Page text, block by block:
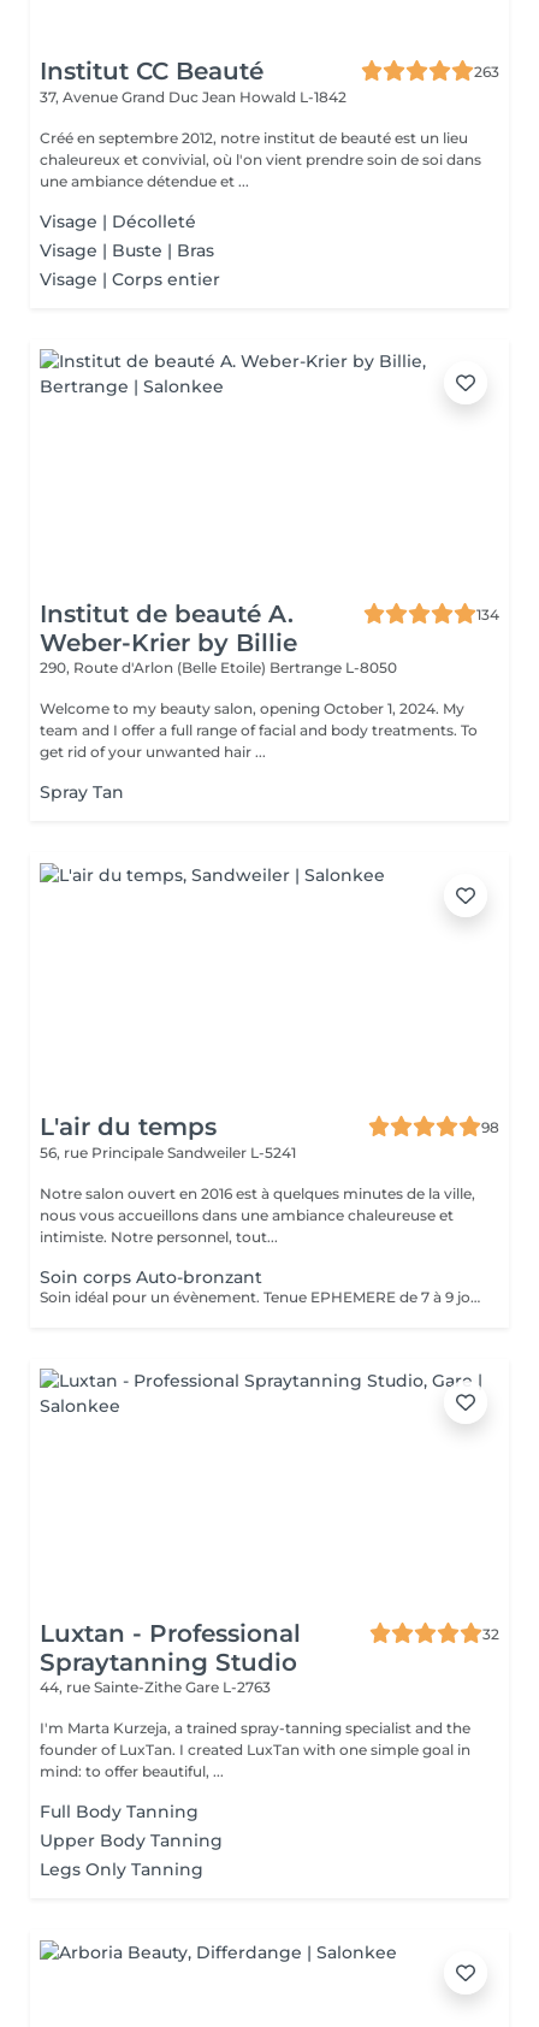
Institut CC Beauté
263
37, Avenue Grand Duc Jean Howald L-1842
Créé en septembre 2012, notre institut de beauté est un lieu
chaleureux et convivial, où l'on vient prendre soin de soi dans
une ambiance détendue et ...
Visage | Décolleté
Visage | Buste | Bras
Visage | Corps entier
Institut de beauté A.
Weber-Krier by Billie
134
290, Route d'Arlon (Belle Etoile) Bertrange L-8050
Welcome to my beauty salon, opening October 1, 2024. My
team and I offer a full range of facial and body treatments. To
get rid of your unwanted hair ...
Spray Tan
L'air du temps
98
56, rue Principale Sandweiler L-5241
Notre salon ouvert en 2016 est à quelques minutes de la ville,
nous vous accueillons dans une ambiance chaleureuse et
intimiste. Notre personnel, tout...
Soin corps Auto-bronzant
Soin idéal pour un évènement. Tenue EPHEMERE de 7 à 9 jours, va s'estomper progressivement au fil de jours.. Cette prestation se fait à l'aide d'un produit auto-bronzant que nous appliquerons sur tout le corps. Pénétration immédiate, ne colle pas, ne tache pas. Le rendu sera un bronzage naturel (pas couleur orange) et uniforme dans les heures qui suivent. Le jour du soin portez de préférence des vêtements amples. Attendre environ 6 heures avant de prendre une douche. L'auto-bronzant touche la couche superficielle de la peau donc s'estompe progressivement. Nous préconisons un gommage la veille pour intensifier le soin..
Luxtan - Professional
Spraytanning Studio
32
44, rue Sainte-Zithe Gare L-2763
I'm Marta Kurzeja, a trained spray-tanning specialist and the
founder of LuxTan. I created LuxTan with one simple goal in
mind: to offer beautiful, ...
Full Body Tanning
Upper Body Tanning
Legs Only Tanning